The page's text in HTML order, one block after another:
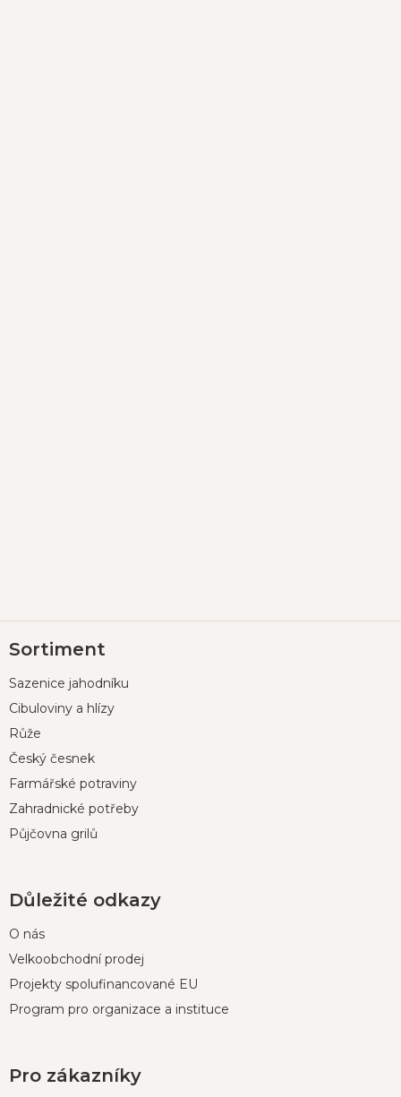
á
a
Sortiment
Sazenice jahodníku
Cibuloviny a hlízy
Růže
Český česnek
Farmářské potraviny
Zahradnické potřeby
Půjčovna grilů
Důležité odkazy
O nás
Velkoobchodní prodej
Projekty spolufinancované EU
Program pro organizace a instituce
Pro zákazníky